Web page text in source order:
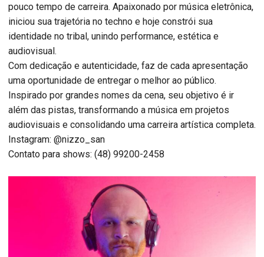
pouco tempo de carreira. Apaixonado por música eletrônica,
iniciou sua trajetória no techno e hoje constrói sua
identidade no tribal, unindo performance, estética e
audiovisual.
Com dedicação e autenticidade, faz de cada apresentação
uma oportunidade de entregar o melhor ao público.
Inspirado por grandes nomes da cena, seu objetivo é ir
além das pistas, transformando a música em projetos
audiovisuais e consolidando uma carreira artística completa.
Instagram: @nizzo_san
Contato para shows: (48) 99200-2458